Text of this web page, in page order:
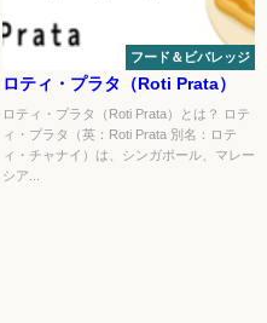
フード＆ビバレッジ
ロティ・プラタ（Roti Prata）
ロティ・プラタ（Roti Prata）とは？ ロテ
ィ・プラタ（英：Roti Prata 別名：ロテ
ィ・チャナイ）は、シンガポール、マレー
シア...